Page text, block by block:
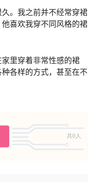
。我之前并不经常穿裙
喜欢我穿不同风格的裙
里穿着非常性感的裙
各样的方式，甚至在不
共0人